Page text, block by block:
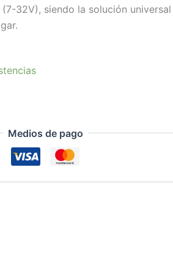
32V), siendo la solución universal
Medios de pago